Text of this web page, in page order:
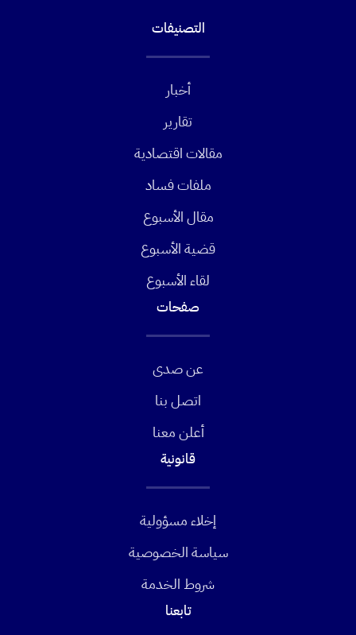
التصنيفات
أخبار
تقارير
مقالات اقتصادية
ملفات فساد
مقال الأسبوع
قضية الأسبوع
لقاء الأسبوع
صفحات
عن صدى
اتصل بنا
أعلن معنا
قانونية
إخلاء مسؤولية
سياسة الخصوصية
شروط الخدمة
تابعنا